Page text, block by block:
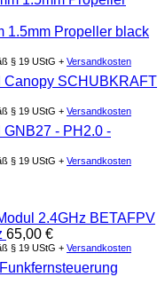
1.5mm Propeller black
§ 19 UStG + Versandkosten
SCHUBKRAFT
§ 19 UStG + Versandkosten
GNB27 - PH2.0 -
§ 19 UStG + Versandkosten
BETAFPV
65,00 €
§ 19 UStG + Versandkosten